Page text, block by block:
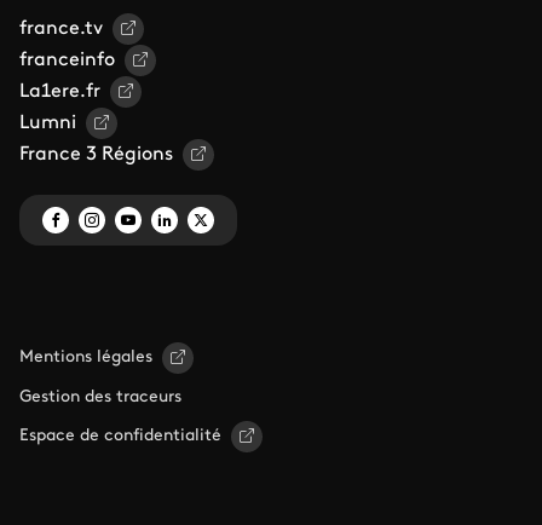
france.tv
franceinfo
La1ere.fr
Lumni
France 3 Régions
Mentions légales
Gestion des traceurs
Espace de confidentialité